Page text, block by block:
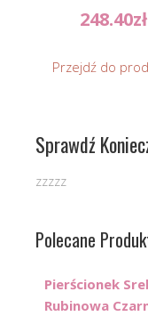
248.40zł
Przejdź do
Sprawdź
zzzzz
Polecane
Pierścionek
Rubinowa